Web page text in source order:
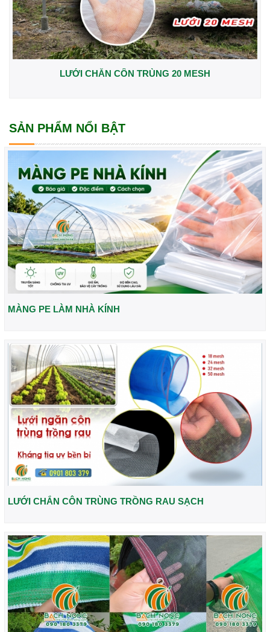
LƯỚI CHẮN CÔN TRÙNG 20 MESH
SẢN PHẨM NỔI BẬT
MÀNG PE LÀM NHÀ KÍNH
LƯỚI CHẮN CÔN TRÙNG TRỒNG RAU SẠCH